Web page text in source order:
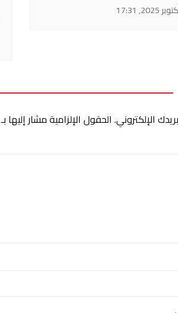
الإلكتروني. الحقول الإلزامية مشار إليها بـ